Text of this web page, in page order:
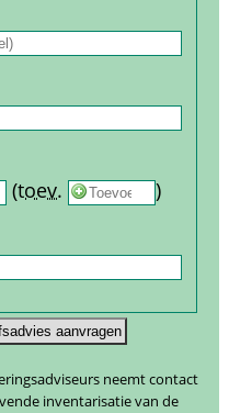
neemt contact
inventarisatie van de
(toev.
)